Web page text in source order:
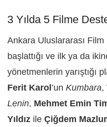
3 Yılda 5 Filme
Ankara Uluslararası Film
başlattığı ve ilk ya da
yönetmenlerin yarıştığı
Ferit Karol ’un Kumbara,
Lenin, Mehmet Emin
Yıldız ile Çiğdem